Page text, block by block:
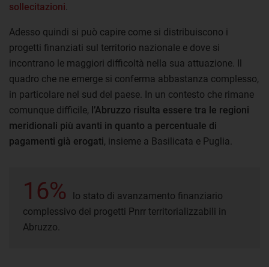
sollecitazioni
Adesso quindi si può capire come si distribuiscono i
progetti finanziati sul territorio nazionale e dove si
incontrano le maggiori difficoltà nella sua attuazione. Il
quadro che ne emerge si conferma abbastanza complesso,
in particolare nel sud del paese. In un contesto che rimane
comunque difficile, l’Abruzzo risulta essere tra le regioni
meridionali più avanti in quanto a percentuale di
pagamenti già erogati, insieme a Basilicata e Puglia.
16%
lo stato di avanzamento finanziario
complessivo dei progetti Pnrr territorializzabili in
Abruzzo.